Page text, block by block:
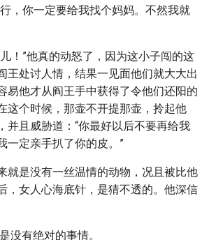
，你一定要给我找个妈妈。不然我就
！”他真的动怒了，因为这小子闯的这
王处讨人情，结果一见面他们就大大出
易他才从阎王手中获得了令他们还阳的
这个时候，那壶不开提那壶，拎起他
并且威胁道：“你最好以后不要再给我
一定亲手扒了你的皮。”
就是没有一丝温情的动物，况且被比他
，女人心海底针，是猜不透的。他深信
没有绝对的事情。